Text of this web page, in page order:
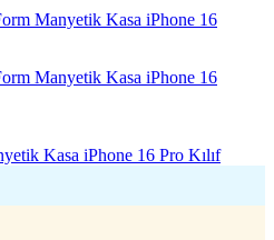
Kasa iPhone 16 Pro Kılıf